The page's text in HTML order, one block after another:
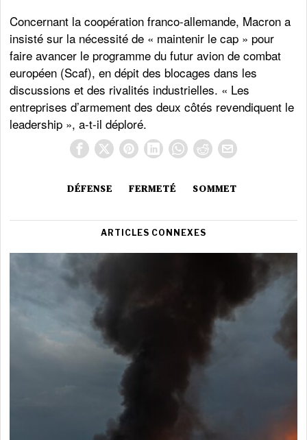
Concernant la coopération franco-allemande, Macron a
insisté sur la nécessité de « maintenir le cap » pour
faire avancer le programme du futur avion de combat
européen (Scaf), en dépit des blocages dans les
discussions et des rivalités industrielles. « Les
entreprises d’armement des deux côtés revendiquent le
leadership », a-t-il déploré.
DÉFENSE FERMETÉ SOMMET
ARTICLES CONNEXES